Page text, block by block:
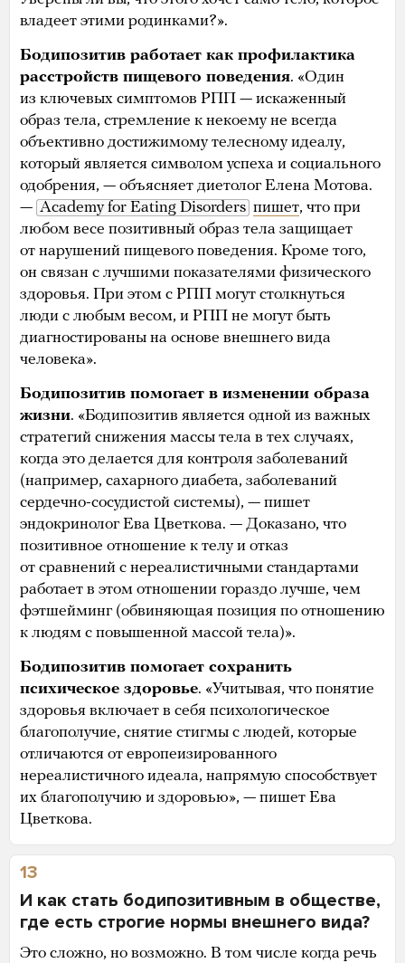
владеет этими родинками?».
Бодипозитив работает как профилактика
расстройств пищевого поведения. «Один
из ключевых симптомов РПП — искаженный
образ тела, стремление к некоему не всегда
объективно достижимому телесному идеалу,
который является символом успеха и социального
одобрения, — объясняет диетолог Елена Мотова.
— Academy for Eating Disorders пишет, что при
любом весе позитивный образ тела защищает
от нарушений пищевого поведения. Кроме того,
он связан с лучшими показателями физического
здоровья. При этом с РПП могут столкнуться
люди с любым весом, и РПП не могут быть
диагностированы на основе внешнего вида
человека».
Бодипозитив помогает в изменении образа
жизни. «Бодипозитив является одной из важных
стратегий снижения массы тела в тех случаях,
когда это делается для контроля заболеваний
(например, сахарного диабета, заболеваний
сердечно-сосудистой системы), — пишет
эндокринолог Ева Цветкова. — Доказано, что
позитивное отношение к телу и отказ
от сравнений с нереалистичными стандартами
работает в этом отношении гораздо лучше, чем
фэтшейминг (обвиняющая позиция по отношению
к людям с повышенной массой тела)».
Бодипозитив помогает сохранить
психическое здоровье. «Учитывая, что понятие
здоровья включает в себя психологическое
благополучие, снятие стигмы с людей, которые
отличаются от европеизированного
нереалистичного идеала, напрямую способствует
их благополучию и здоровью», — пишет Ева
Цветкова.
13
И как стать бодипозитивным в обществе,
где есть строгие нормы внешнего вида?
Это сложно, но возможно. В том числе когда речь